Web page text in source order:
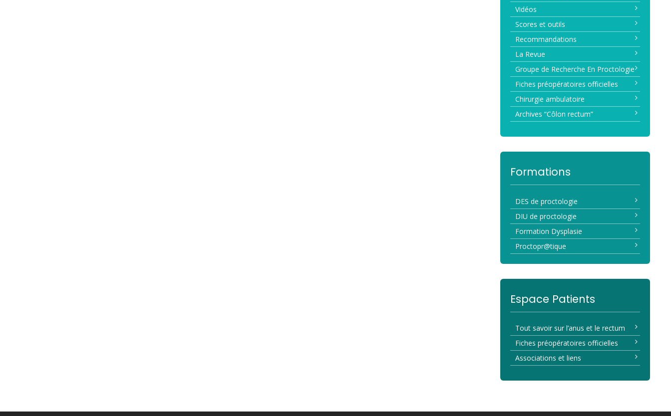
Vidéos
Scores et outils
Recommandations
La Revue
Groupe de Recherche En Proctologie
Fiches préopératoires officielles
Chirurgie ambulatoire
Archives “Côlon rectum”
Formations
DES de proctologie
DIU de proctologie
Formation Dysplasie
Proctopr@tique
Espace Patients
Tout savoir sur l’anus et le rectum
Fiches préopératoires officielles
Associations et liens